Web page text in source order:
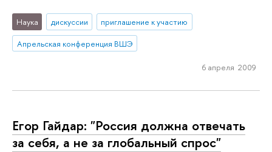
Наука дискуссии
приглашение к участию
Апрельская конференция ВШЭ
6 апреля 2009
Егор Гайдар: "Россия должна отвечать
за себя, а не за глобальный спрос"